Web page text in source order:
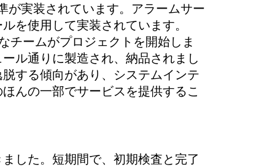
が実装されています。アラームサー
を使用して実装されています。
チームがプロジェクトを開始しま
ル通りに製造され、納品されまし
する傾向があり、システムインテ
んの一部でサービスを提供するこ
した。短期間で、初期検査と完了